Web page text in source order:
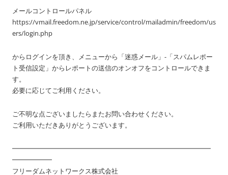
メールコントロールパネル
https://vmail.freedom.ne.jp/service/control/mailadmin/freedom/us
ers/login.php
からログインを頂き、メニューから「迷惑メール」-「スパムレポー
ト受信設定」からレポートの送信のオンオフをコントロールできま
す。
必要に応じてご利用ください。
ご不明な点ございましたらまたお問い合わせください。
ご利用いただきありがとうございます。
━━━━━━━━━━━━━━━━━━━━━━━━━━━━━━
━━━━━━
フリーダムネットワークス株式会社